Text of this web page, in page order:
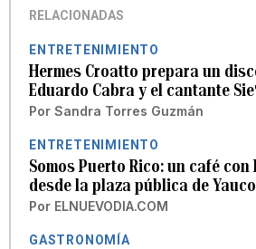
RELACIONADAS
ENTRETENIMIENTO
Hermes Croatto prepara un
Eduardo Cabra y el cantante
Por Sandra Torres Guzmán
ENTRETENIMIENTO
Somos Puerto Rico: un café con
desde la plaza pública de Yauco
Por ELNUEVODIA.COM
GASTRONOMÍA